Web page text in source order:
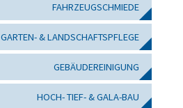
FAHRZEUGSCHMIEDE
GARTEN- & LANDSCHAFTSPFLEGE
GEBÄUDEREINIGUNG
HOCH- TIEF- & GALA-BAU